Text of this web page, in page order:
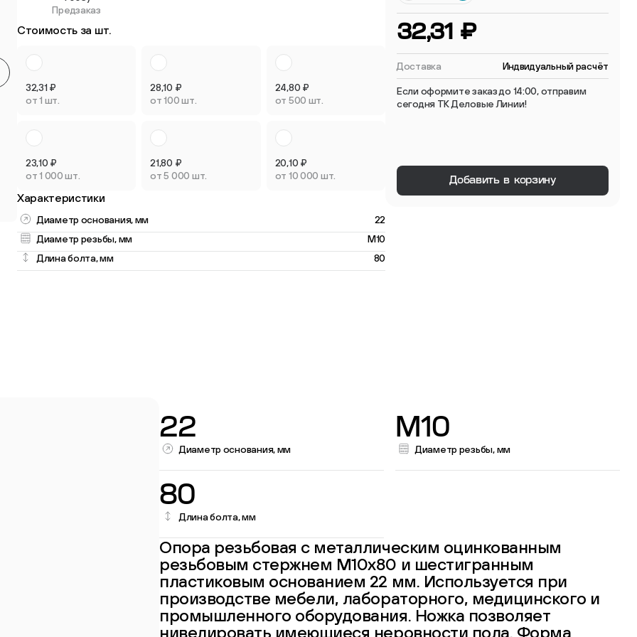
Предзаказ
Стоимость за шт.
32,31 ₽
от 1 шт.
28,10 ₽
от 100 шт.
24,80 ₽
от 500 шт.
23,10 ₽
от 1 000 шт.
21,80 ₽
от 5 000 шт.
20,10 ₽
от 10 000 шт.
Характеристики
Диаметр основания, мм
22
Диаметр резьбы, мм
M10
Длина болта, мм
80
32,31 ₽
Доставка Индвидуальный расчёт
Если оформите заказ до 14:00, отправим
сегодня ТК Деловые Линии!
Добавить в корзину
22
Диаметр основания, мм
M10
Диаметр резьбы, мм
80
Длина болта, мм
Опора резьбовая с металлическим оцинкованным
резьбовым стержнем М10х80 и шестигранным
пластиковым основанием 22 мм. Используется при
производстве мебели, лабораторного, медицинского и
промышленного оборудования. Ножка позволяет
нивелировать имеющиеся неровности пола. Форма
Круглые мебельные опоры Квадратные мебельные опоры
Опоры колёсные
3 товара
Опоры пластиковые
регулируемые
3 товара
Перейти в каталог